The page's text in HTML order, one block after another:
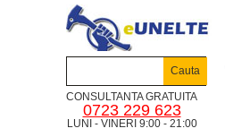
CONSULTANTA GRATUITA
0723 229 623
LUNI - VINERI 9:00 - 21:00
Cauta